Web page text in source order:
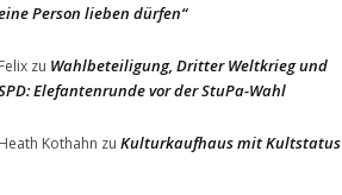
Person lieben dürfen“
Felix zu Wahlbeteiligung, Dritter Weltkrieg und
Elefantenrunde vor der StuPa-Wahl
Heath Kothahn zu Kulturkaufhaus mit Kultstatus